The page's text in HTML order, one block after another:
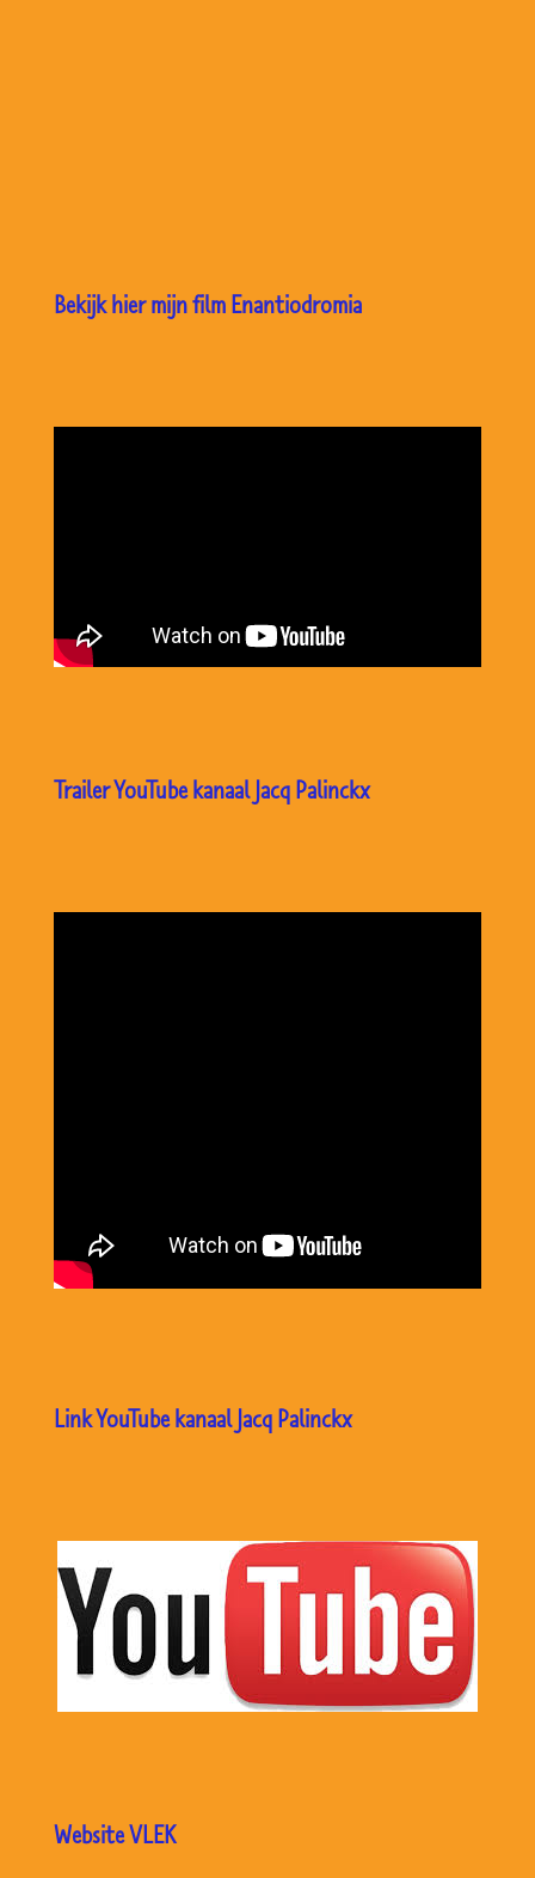
Bekijk hier mijn film Enantiodromia
Trailer YouTube kanaal Jacq Palinckx
Link YouTube kanaal Jacq Palinckx
Website VLEK